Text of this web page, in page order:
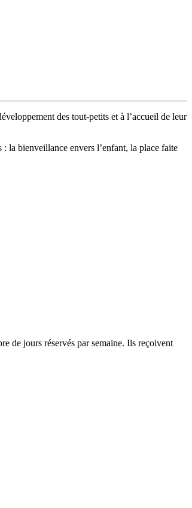
des tout-petits et à l’accueil de leur
la bienveillance envers l’enfant, la place faite
de jours réservés par semaine. Ils reçoivent